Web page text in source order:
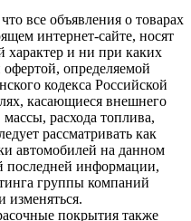
все объявления о товарах
интернет-сайте, носят
и ни при каких
определяемой
кодекса Российской
касающиеся внешнего
расхода топлива,
рассматривать как
автомобилей на данном
последней информации,
группы компаний
покрытия также